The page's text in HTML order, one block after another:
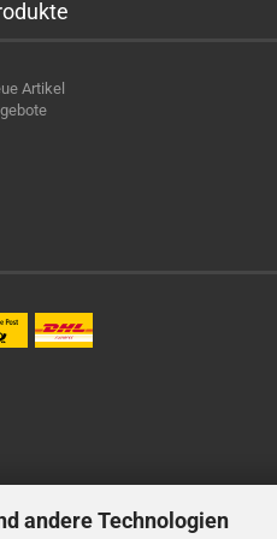
andere Technologien
Artikel